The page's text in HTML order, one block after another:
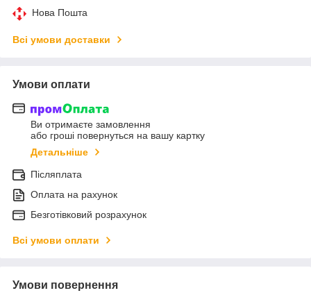
Нова Пошта
Всі умови доставки
Умови оплати
Ви отримаєте замовлення
або гроші повернуться на вашу картку
Детальніше
Післяплата
Оплата на рахунок
Безготівковий розрахунок
Всі умови оплати
Умови повернення